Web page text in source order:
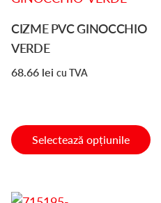
produsului.
CIZME PVC GINOCCHIO
VERDE
68.66 lei cu TVA
Selectează opțiunile
mai
multe
variații.
fi
alese
pagina